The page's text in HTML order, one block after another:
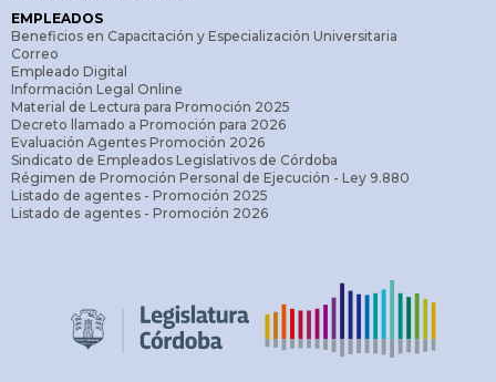
de comisión.
reunion_conjunta:
realizó conjuntamente entre dos o más comisiones y
“NO” si la reunión involucró sólo una comisión.
comision:registra el nombre de la comisión que se
reunió. En caso de reuniones conjuntas, el nombre de
las comisiones están separados entre sí por un punto y
coma (“;”)
comisiones que participaron de la reunión.
cantidad_temas:registra la cantidad de temas que se
trataron en la reunión de comisión.
número identificador para cada tema
EMPLEADOS
Beneficios en Capacitación y Especialización Universitaria
Correo
Empleado Digital
Información Legal Online
Material de Lectura para Promoción 2025
Decreto llamado a Promoción para 2026
Evaluación Agentes Promoción 2026
Sindicato de Empleados Legislativos de Córdoba
Régimen de Promoción Personal de Ejecución - Ley 9.880
Listado de agentes - Promoción 2025
Listado de agentes - Promoción 2026